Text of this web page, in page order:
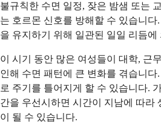
불규칙한 수면 일정, 잦은 밤샘 또는
는 호르몬 신호를 방해할 수 있습니다
을 유지하기 위해 일관된 일일 리듬에
이 시기 동안 많은 여성들이 대학, 근
인해 수면 패턴에 큰 변화를 겪습니
로 주기를 틀어지게 할 수 있습니다.
간을 우선시하면 시간이 지남에 따라
이 될 수 있습니다.